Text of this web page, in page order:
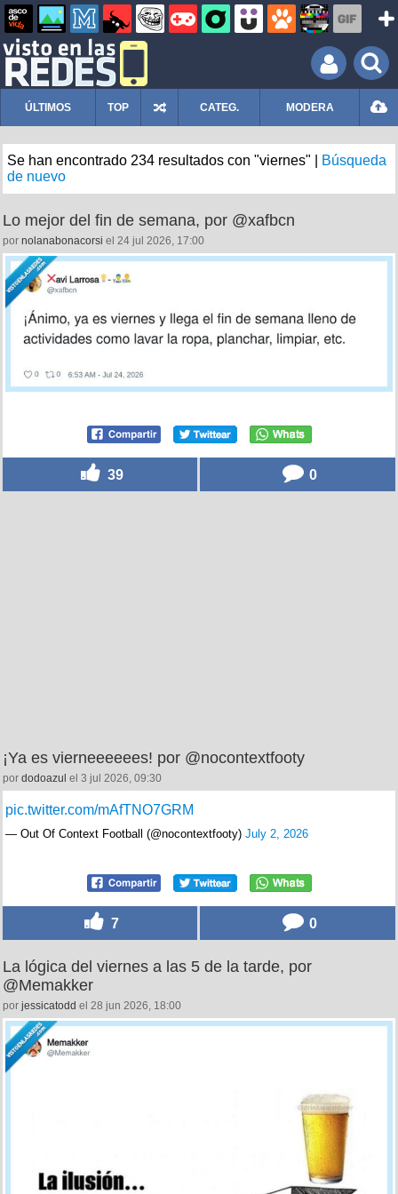
ÚLTIMOS TOP CATEG. MODERA
Se han encontrado 234 resultados con "viernes" |
Búsqueda
de nuevo
Lo mejor del fin de semana, por @xafbcn
por nolanabonacorsi el 24 jul 2026, 17:00
39 0
¡Ya es vierneeeeees! por @nocontextfooty
por dodoazul el 3 jul 2026, 09:30
pic.twitter.com/mAfTNO7GRM
— Out Of Context Football (@nocontextfooty) July 2, 2026
7 0
La lógica del viernes a las 5 de la tarde, por
@Memakker
por jessicatodd el 28 jun 2026, 18:00